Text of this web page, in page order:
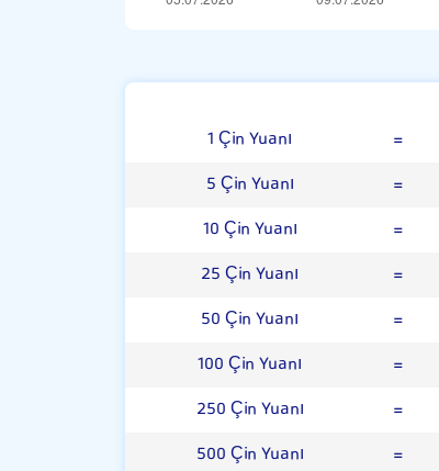
1 Çin Yuanı =
5 Çin Yuanı
=
10 Çin Yuanı
=
25 Çin Yuanı
=
50 Çin Yuanı
=
100 Çin Yuanı
=
250 Çin Yuanı
=
500 Çin Yuanı
=